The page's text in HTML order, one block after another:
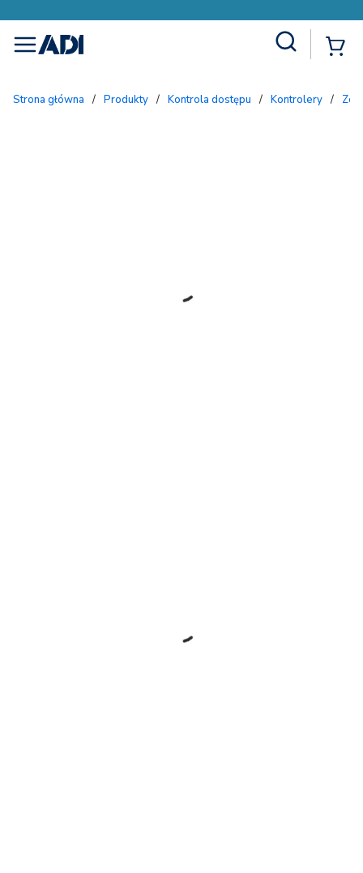
menu
Strona główna / Produkty / Kontrola dostępu / Kontrolery /